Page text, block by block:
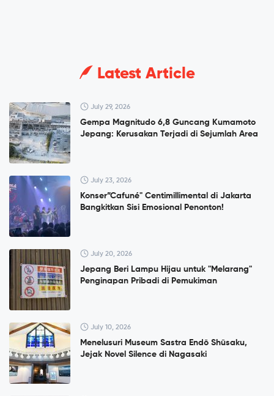
Latest Article
July 29, 2026
Gempa Magnitudo 6,8 Guncang Kumamoto
Jepang: Kerusakan Terjadi di Sejumlah Area
July 23, 2026
Konser”Cafuné" Centimillimental di Jakarta
Bangkitkan Sisi Emosional Penonton!
July 20, 2026
Jepang Beri Lampu Hijau untuk "Melarang"
Penginapan Pribadi di Pemukiman
July 10, 2026
Menelusuri Museum Sastra Endō Shūsaku,
Jejak Novel Silence di Nagasaki